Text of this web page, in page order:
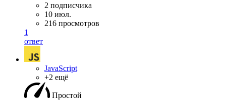
2 подписчика
10 июл.
216 просмотров
1
ответ
JavaScript
+2 ещё
Простой